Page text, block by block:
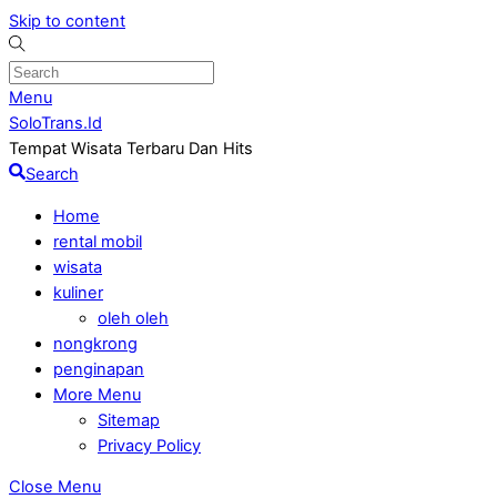
Skip to content
Menu
SoloTrans.Id
Tempat Wisata Terbaru Dan Hits
Search
Home
rental mobil
wisata
kuliner
oleh oleh
nongkrong
penginapan
More Menu
Sitemap
Privacy Policy
Close Menu